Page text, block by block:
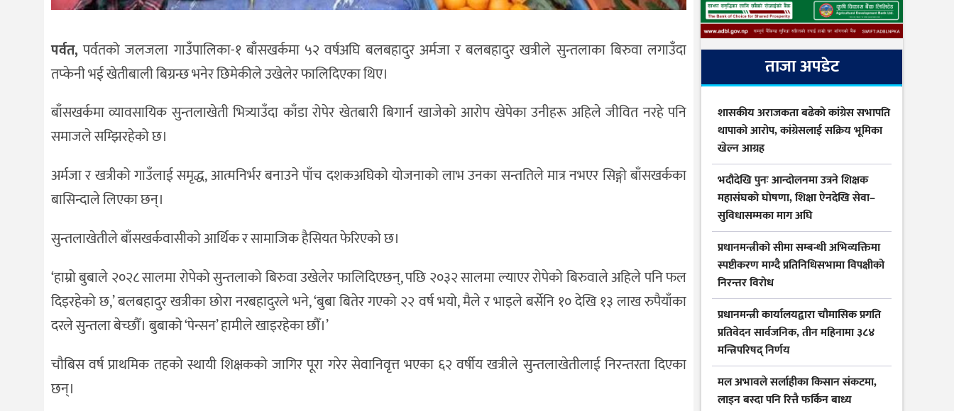
पर्वत, पर्वतको जलजला गाउँपालिका-१ बाँसखर्कमा ५२ वर्षअघि बलबहादुर अर्मजा र बलबहादुर खत्रीले सुन्तलाका बिरुवा लगाउँदा
तप्केनी भई खेतीबाली बिग्रन्छ भनेर छिमेकीले उखेलेर फालिदिएका थिए।
बाँसखर्कमा व्यावसायिक सुन्तलाखेती भित्र्याउँदा काँडा रोपेर खेतबारी बिगार्न खाजेको आरोप खेपेका उनीहरू अहिले जीवित नरहे पनि
समाजले सम्झिरहेको छ।
अर्मजा र खत्रीको गाउँलाई समृद्ध, आत्मनिर्भर बनाउने पाँच दशकअघिको योजनाको लाभ उनका सन्ततिले मात्र नभएर सिङ्गो बाँसखर्कका
बासिन्दाले लिएका छन्।
सुन्तलाखेतीले बाँसखर्कवासीको आर्थिक र सामाजिक हैसियत फेरिएको छ।
‘हाम्रो बुबाले २०२८ सालमा रोपेको सुन्तलाको बिरुवा उखेलेर फालिदिएछन्, पछि २०३२ सालमा ल्याएर रोपेको बिरुवाले अहिले पनि फल
दिइरहेको छ,’ बलबहादुर खत्रीका छोरा नरबहादुरले भने, ‘बुबा बितेर गएको २२ वर्ष भयो, मैले र भाइले बर्सेनि १० देखि १३ लाख रुपैयाँका
दरले सुन्तला बेच्छौँ। बुबाको ‘पेन्सन’ हामीले खाइरहेका छौँ।’
चौबिस वर्ष प्राथमिक तहको स्थायी शिक्षकको जागिर पूरा गरेर सेवानिवृत्त भएका ६२ वर्षीय खत्रीले सुन्तलाखेतीलाई निरन्तरता दिएका
छन्।
ताजा अपडेट
शासकीय अराजकता बढेको कांग्रेस सभापति
थापाको आरोप, कांग्रेसलाई सक्रिय भूमिका
खेल्न आग्रह
भदौदेखि पुनः आन्दोलनमा उत्रने शिक्षक
महासंघको घोषणा, शिक्षा ऐनदेखि सेवा–
सुविधासम्मका माग अघि
प्रधानमन्त्रीको सीमा सम्बन्धी अभिव्यक्तिमा
स्पष्टीकरण माग्दै प्रतिनिधिसभामा विपक्षीको
निरन्तर विरोध
प्रधानमन्त्री कार्यालयद्वारा चौमासिक प्रगति
प्रतिवेदन सार्वजनिक, तीन महिनामा ३८४
मन्त्रिपरिषद् निर्णय
मल अभावले सर्लाहीका किसान संकटमा,
लाइन बस्दा पनि रित्तै फर्किन बाध्य